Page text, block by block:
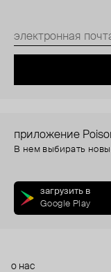
приложение
В нем выбирать
загрузить в
Google Play
о нас